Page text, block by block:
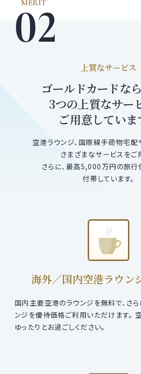
上質なサービス
ゴールドカードな
3つの上質なサー
ご用意していま
空港ラウンジ、国際線手荷物宅配
さまざまなサービスをご
さらに、最高5,000万円の旅
付帯しています。
海外／国内空港ラウン
国内主要空港のラウンジを無料で、さ
ンジを優待価格ご利用いただけます。
ゆったりとお過ごしください。